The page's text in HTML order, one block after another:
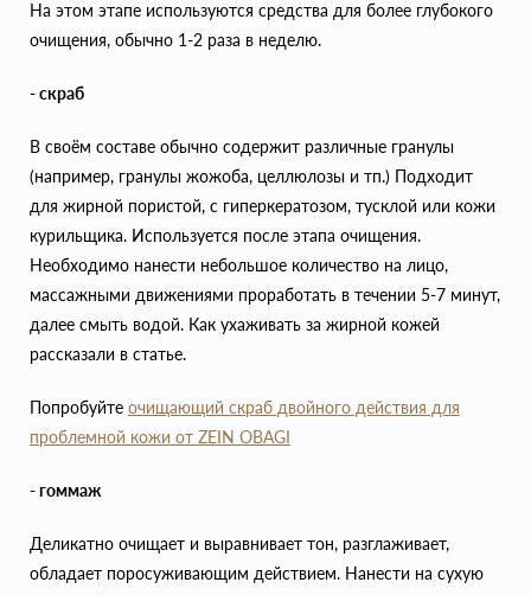
На этом этапе используются средства для более глубокого
очищения, обычно 1-2 раза в неделю.
- скраб
В своём составе обычно содержит различные гранулы
(например, гранулы жожоба, целлюлозы и тп.) Подходит
для жирной пористой, с гиперкератозом, тусклой или кожи
курильщика. Используется после этапа очищения.
Необходимо нанести небольшое количество на лицо,
массажными движениями проработать в течении 5-7 минут,
далее смыть водой. Как ухаживать за жирной кожей
рассказали в статье.
Попробуйте очищающий скраб двойного действия для
проблемной кожи от ZEIN OBAGI
- гоммаж
Деликатно очищает и выравнивает тон, разглаживает,
обладает поросуживающим действием. Нанести на сухую